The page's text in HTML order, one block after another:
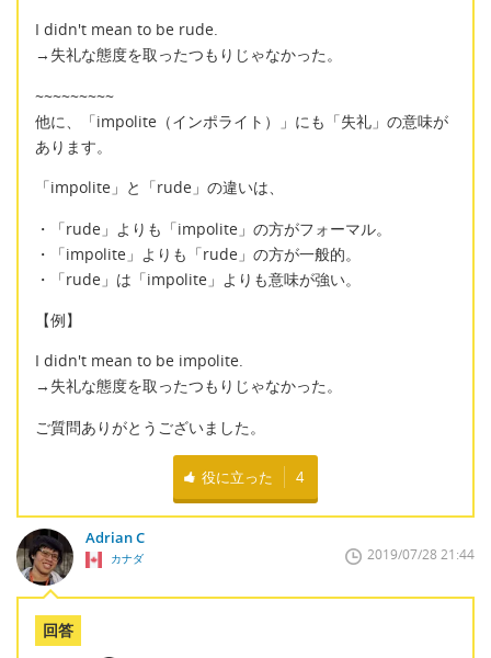
I didn't mean to be rude.
→失礼な態度を取ったつもりじゃなかった。
~~~~~~~~~
他に、「impolite（インポライト）」にも「失礼」の意味が
あります。
「impolite」と「rude」の違いは、
・「rude」よりも「impolite」の方がフォーマル。
・「impolite」よりも「rude」の方が一般的。
・「rude」は「impolite」よりも意味が強い。
【例】
I didn't mean to be impolite.
→失礼な態度を取ったつもりじゃなかった。
ご質問ありがとうございました。
役に立った 4
Adrian C
カナダ 2019/07/28 21:44
回答